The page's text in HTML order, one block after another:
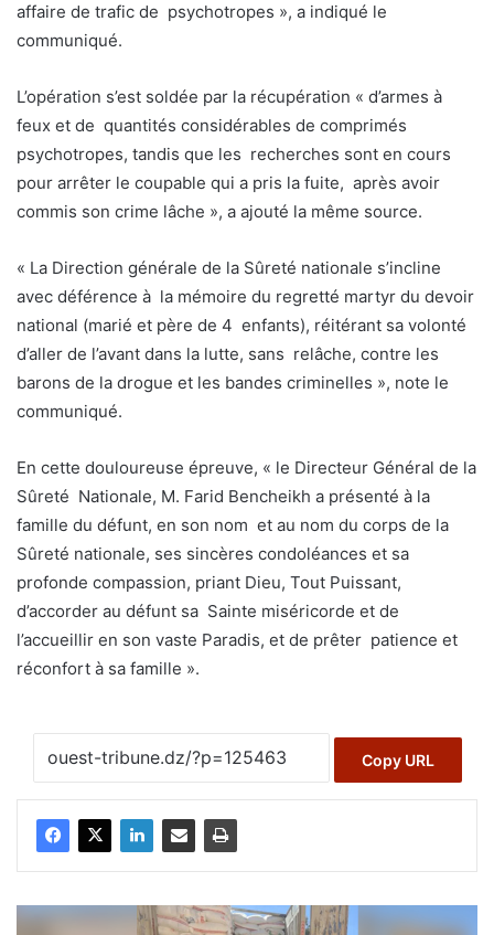
affaire de trafic de psychotropes », a indiqué le
communiqué.
L’opération s’est soldée par la récupération « d’armes à
feux et de quantités considérables de comprimés
psychotropes, tandis que les recherches sont en cours
pour arrêter le coupable qui a pris la fuite, après avoir
commis son crime lâche », a ajouté la même source.
« La Direction générale de la Sûreté nationale s’incline
avec déférence à la mémoire du regretté martyr du devoir
national (marié et père de 4 enfants), réitérant sa volonté
d’aller de l’avant dans la lutte, sans relâche, contre les
barons de la drogue et les bandes criminelles », note le
communiqué.
En cette douloureuse épreuve, « le Directeur Général de la
Sûreté Nationale, M. Farid Bencheikh a présenté à la
famille du défunt, en son nom et au nom du corps de la
Sûreté nationale, ses sincères condoléances et sa
profonde compassion, priant Dieu, Tout Puissant,
d’accorder au défunt sa Sainte miséricorde et de
l’accueillir en son vaste Paradis, et de prêter patience et
réconfort à sa famille ».
Copy URL